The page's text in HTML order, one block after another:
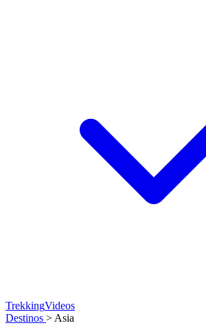
TrekkingVideos
Destinos > Asia